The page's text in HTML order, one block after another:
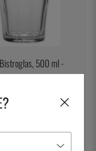
500 ml -